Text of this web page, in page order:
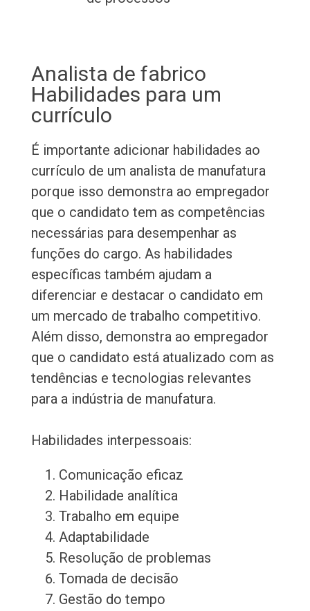
Analista de fabrico
Habilidades para um
currículo
É importante adicionar habilidades ao
currículo de um analista de manufatura
porque isso demonstra ao empregador
que o candidato tem as competências
necessárias para desempenhar as
funções do cargo. As habilidades
específicas também ajudam a
diferenciar e destacar o candidato em
um mercado de trabalho competitivo.
Além disso, demonstra ao empregador
que o candidato está atualizado com as
tendências e tecnologias relevantes
para a indústria de manufatura.
Habilidades interpessoais:
Comunicação eficaz
Habilidade analítica
Trabalho em equipe
Adaptabilidade
Resolução de problemas
Tomada de decisão
Gestão do tempo